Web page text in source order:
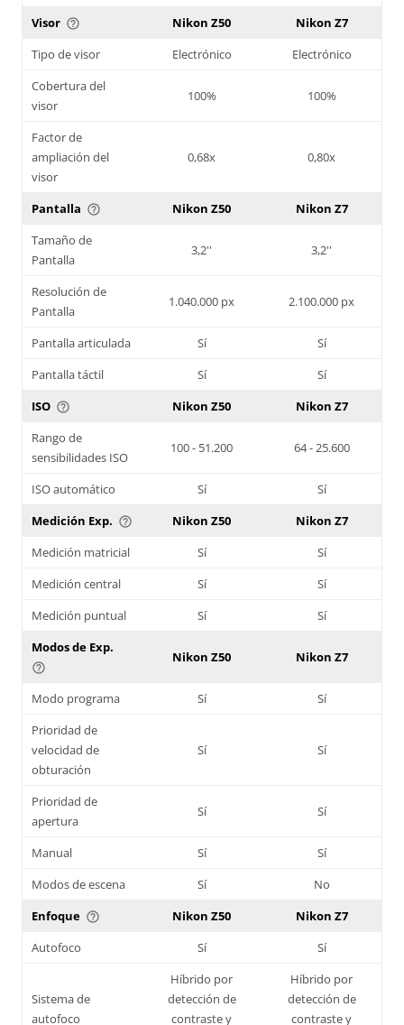
Visor help_outline Nikon Z50
Nikon Z7
Tipo de visor
Electrónico
Electrónico
Cobertura del
visor
100% 100%
Factor de
ampliación del
visor
0,68x 0,80x
Pantalla help_outline Nikon Z50
Nikon Z7
Tamaño de
Pantalla
3,2'' 3,2''
Resolución de
Pantalla
1.040.000 px 2.100.000 px
Pantalla articulada Sí
Sí
Pantalla táctil
Sí
Sí
ISO help_outline Nikon Z50
Nikon Z7
Rango de
sensibilidades ISO
100 - 51.200 64 - 25.600
ISO automático Sí
Sí
Medición Exp. help_outline Nikon Z50
Nikon Z7
Medición matricial
Sí
Sí
Medición central
Sí
Sí
Medición puntual
Sí
Sí
Modos de Exp.
help_outline
Nikon Z50 Nikon Z7
Modo programa Sí
Sí
Prioridad de
velocidad de
obturación
Sí Sí
Prioridad de
apertura
Sí Sí
Manual Sí
Sí
Modos de escena
Sí
No
Enfoque help_outline Nikon Z50
Nikon Z7
Autofoco
Sí Sí
Sistema de
autofoco
Híbrido por
detección de
contraste y
Híbrido por
detección de
contraste y